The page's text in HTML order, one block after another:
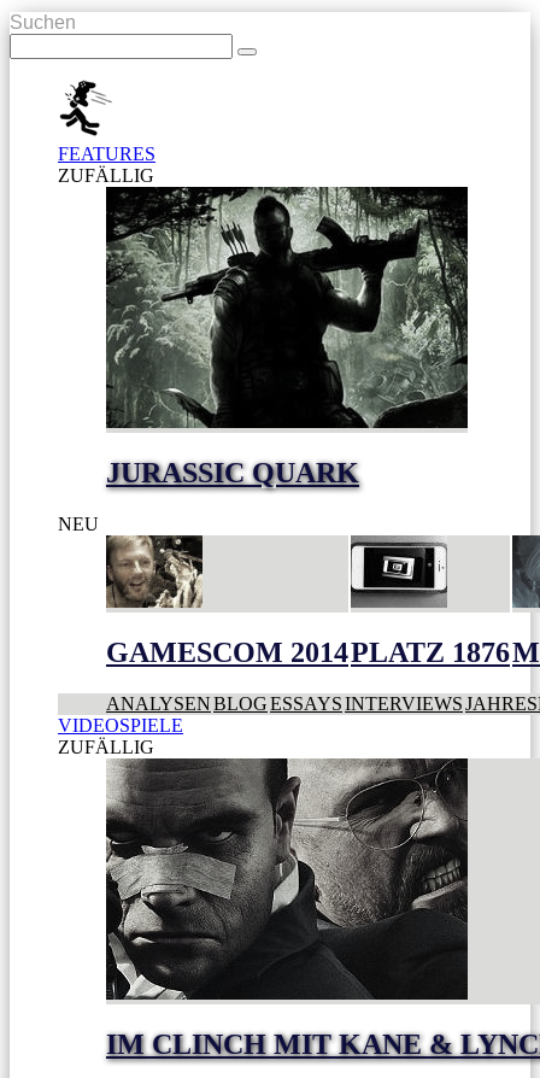
Suchen
FEATURES
ZUFÄLLIG
JURASSIC QUARK
NEU
GAMESCOM 2014PLATZ 1876
ANALYSENBLOGESSAYSINTERVIEWS
VIDEOSPIELE
ZUFÄLLIG
IM CLINCH MIT KANE &